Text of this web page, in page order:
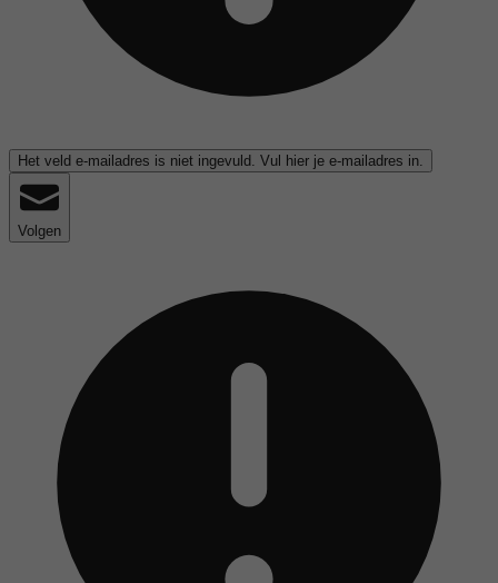
Het veld e-mailadres is niet ingevuld. Vul hier je e-mailadres in.
Volgen